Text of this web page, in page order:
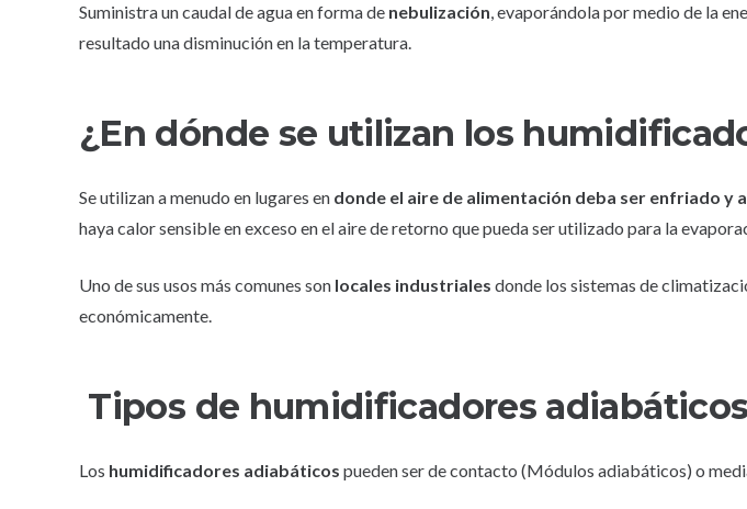
Suministra un caudal de agua en forma de nebulización, evaporándola por medio de la
resultado una disminución en la temperatura.
¿En dónde se utilizan los
Se utilizan a menudo en lugares en donde el aire de alimentación deba ser enfriado y
haya calor sensible en exceso en el aire de retorno que pueda ser utilizado para la
Uno de sus usos más comunes son locales industriales donde los sistemas de
económicamente.
Tipos de humidificadores adiabáticos
Los humidificadores adiabáticos pueden ser de contacto (Módulos adiabáticos) o